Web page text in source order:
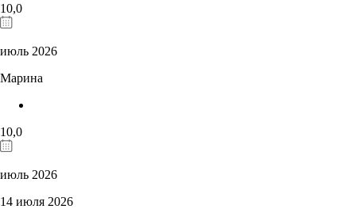
10,0
июль 2026
Марина
10,0
июль 2026
14 июля 2026